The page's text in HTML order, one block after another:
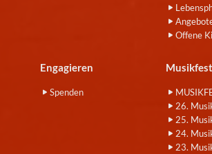
Offene
Engagieren
Spenden
26.
25.
24.
23.